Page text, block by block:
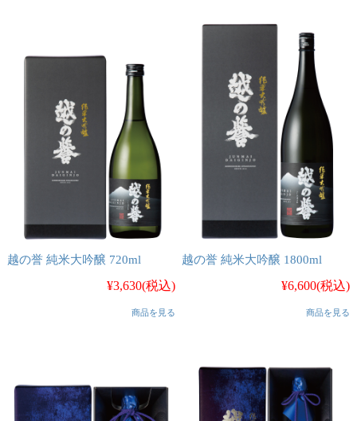
越の誉 純米大吟醸 720ml
¥3,630(税込)
商品を見る
越の誉 純米大吟醸 1800ml
¥6,600(税込)
商品を見る